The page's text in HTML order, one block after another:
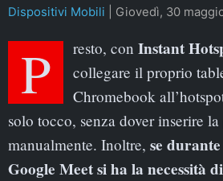
Dispositivi Mobili Giovedì, 30
Presto, con Instant
collegare il proprio
Chromebook
solo tocco, senza dover inserire la
manualmente. Inoltre, se
Google Meet si ha la necessità